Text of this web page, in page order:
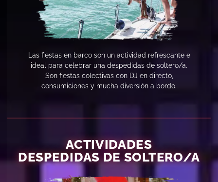
Las fiestas en barco son un actividad refrescante e
ideal para celebrar una despedidas de soltero/a.
Son fiestas colectivas con DJ en directo,
consumiciones y mucha diversión a bordo.
ACTIVIDADES
DESPEDIDAS DE SOLTERO/A